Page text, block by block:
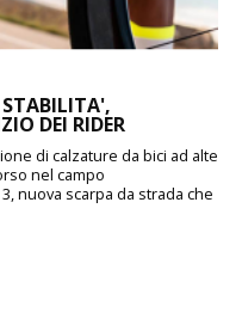
STABILITA',
DEI RIDER
di calzature da bici ad alte
nel campo
nuova scarpa da strada che